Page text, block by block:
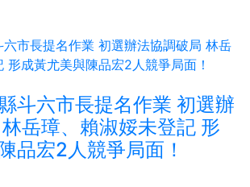
斗六市長提名作業 初選辦
岳璋、賴淑娞未登記 形
品宏2人競爭局面！